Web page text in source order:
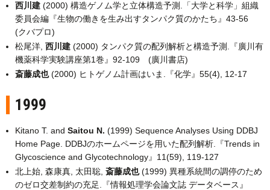
西川建 (2000) 構造ゲノム学と立体構造予測.「大学と科学」組織
委員会編『生物の働きを生み出すタンパク質のかたち』43-56
(クバプロ)
松尾洋, 西川建 (2000) タンパク質の配列解析と構造予測.『廣川有
機薬科学実験講座第1巻』92-109 (廣川書店)
斎藤成也(2000) ヒトゲノム計画はいま.『化学』55(4), 12-17
1999
Kitano T. and Saitou N. (1999) Sequence Analyses Using DDBJ
Home Page. DDBJのホームページを用いた配列解析.『Trends in
Glycoscience and Glycotechnology』11(59), 119-127
北上始, 森康真, 太田聡, 斎藤成也(1999) 異種系統間の調停のため
のゼロ交差制約の充足.『情報処理学会論文誌 データベース』